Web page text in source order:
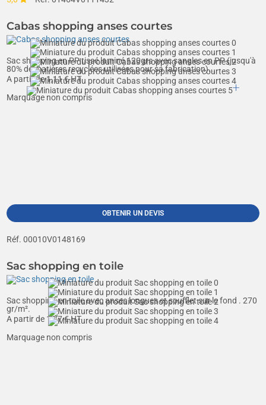
Cabas shopping anses courtes
Sac shopping en PP tissé laminé 120grs avec sangles en PP (jusqu'à
80% de matières recyclées utilisées pour sa fabrication)...
A partir de1,11€ HT
Marquage non compris
OBTENIR UN DEVIS
Réf. 00010V0148169
Sac shopping en toile
Sac shopping en toile avec anses longues et soufflet sur le fond . 270
gr/m².
A partir de 1,77€ HT
Marquage non compris